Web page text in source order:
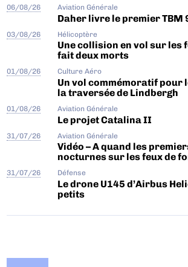
06/08/26 Aviation Générale
Daher livre le premier TBM
03/08/26 Hélicoptère
Une collision en vol sur les
fait deux morts
01/08/26 Culture Aéro
Un vol commémoratif pour
la traversée de Lindbergh
01/08/26 Aviation Générale
Le projet Catalina II
31/07/26 Aviation Générale
Vidéo – A quand les
nocturnes sur les feux de
31/07/26 Défense
Le drone U145 d’Airbus
petits